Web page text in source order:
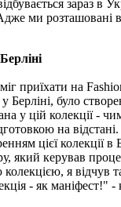
зараз в
ми розташовані
приїхати на
Берліні, було
у цій колекції -
на
цієї колекції в
який керував
я відчув
- як маніфест!" -